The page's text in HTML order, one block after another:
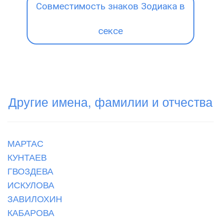
Совместимость знаков Зодиака в
сексе
Другие имена, фамилии и отчества
МАРТАС
КУНТАЕВ
ГВОЗДЕВА
ИСКУЛОВА
ЗАВИЛОХИН
КАБАРОВА